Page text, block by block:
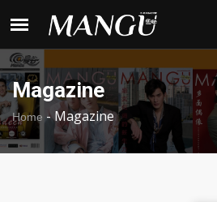
Magazine
Home - Magazine